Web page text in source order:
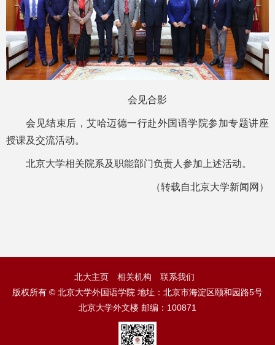
会见合影
会见结束后，艾哈迈德一行赴外国语学院参加专题讲座
授课及交流活动。
北京大学相关院系及职能部门负责人参加上述活动。
（转载自北京大学新闻网）
北大主页 相关机构
联系我们
版权所有 © 北京大学外国语学院 地址：北京市海淀区颐和园路5号
北京大学外文楼 邮编：100871